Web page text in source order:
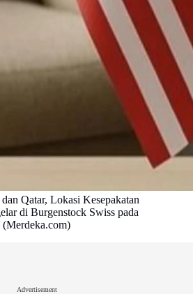
Qatar, Lokasi Kesepakatan
di Burgenstock Swiss pada
(Merdeka.com)
Advertisement